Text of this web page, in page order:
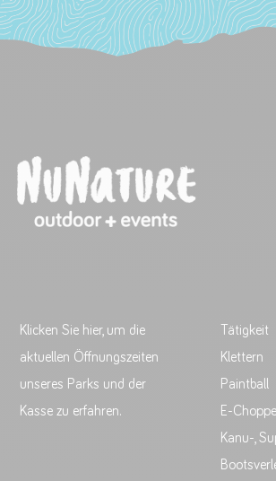
Klicken Sie hier, um die
aktuellen Öffnungszeiten
unseres Parks und der
Kasse zu erfahren.
Tätigkeit
Klettern
Paintball
E-
Kanu-,